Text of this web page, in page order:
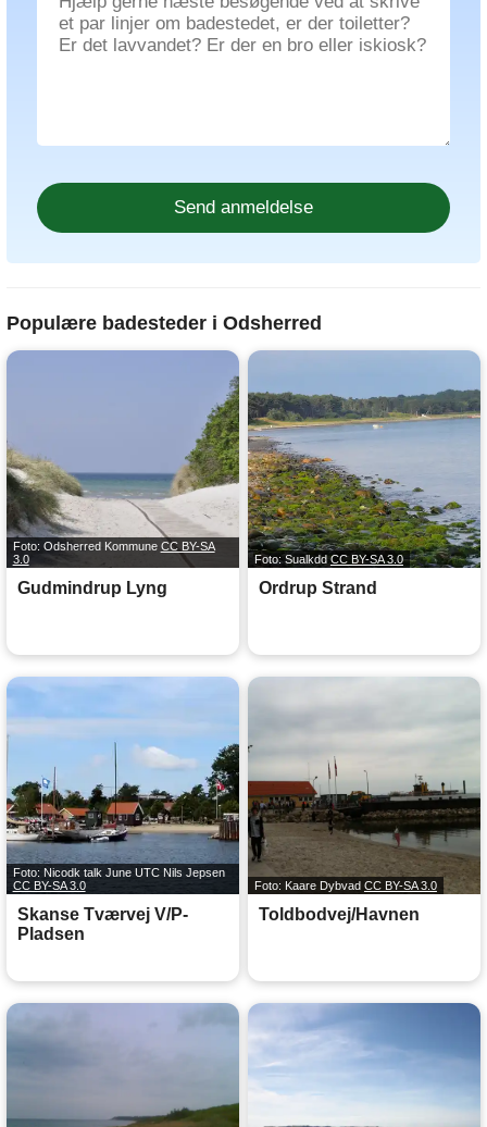
Populære badesteder i Odsherred
Foto: Odsherred Kommune CC BY-SA
3.0
Gudmindrup Lyng
Foto: Sualkdd CC BY-SA 3.0
Ordrup Strand
Foto: Nicodk talk June UTC Nils Jepsen
CC BY-SA 3.0
Skanse Tværvej V/P-
Pladsen
Foto: Kaare Dybvad CC BY-SA 3.0
Toldbodvej/Havnen